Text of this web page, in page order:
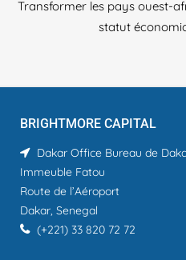
Transformer les pays ouest-
statut
BRIGHTMORE CAPITAL
Dakar Office Bureau de
Immeuble Fatou
Route de l’Aéroport
Dakar, Senegal
(+221) 33 820 72 72